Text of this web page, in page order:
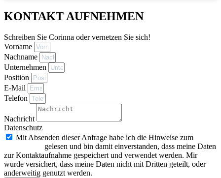
KONTAKT AUFNEHMEN
Schreiben Sie Corinna oder vernetzen Sie sich!
Vorname
Nachname
Unternehmen
Position
E-Mail
Telefon
Nachricht
Datenschutz
Mit Absenden dieser Anfrage habe ich die Hinweise zum
gelesen und bin damit einverstanden, dass meine Daten
zur Kontaktaufnahme gespeichert und verwendet werden. Mir
wurde versichert, dass meine Daten nicht mit Dritten geteilt, oder
anderweitig genutzt werden.